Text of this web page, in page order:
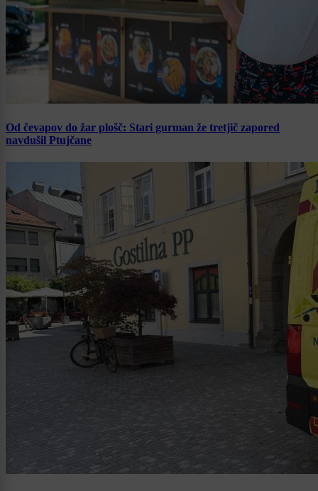
Od čevapov do žar plošč: Stari gurman že tretjič zapored
navdušil Ptujčane